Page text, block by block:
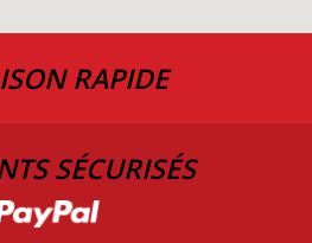
RAPIDE
SÉCURISÉS